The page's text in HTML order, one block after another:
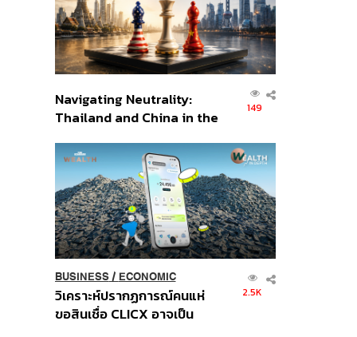
Navigating Neutrality:
Thailand and China in the
Order
149
BUSINESS/ ECONOMIC
วิเคราะห์ปรากฏการณ์คนแห่
ขอสินเชื่อ CLICX อาจเป็น
2.5K